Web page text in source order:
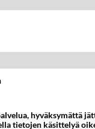
hyväksymättä
tietojen käsittelyä